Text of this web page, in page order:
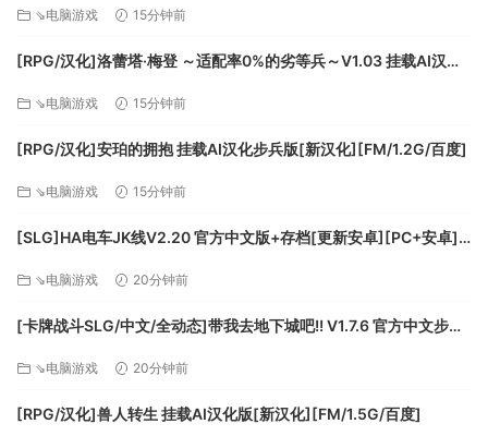
⇘电脑游戏 15分钟前
[RPG/汉化]洛蕾塔·梅登 ～适配率0%的劣等兵～V1.03 挂载AI汉化
⇘电脑游戏 15分钟前
[RPG/汉化]安珀的拥抱 挂载AI汉化步兵版[新汉化][FM/1.2G/百度]
⇘电脑游戏 15分钟前
[SLG]HA电车JK线V2.20 官方中文版+存档[更新安卓][PC+安卓]
⇘电脑游戏 20分钟前
[卡牌战斗SLG/中文/全动态]带我去地下城吧!! V1.7.6 官方中文步兵
⇘电脑游戏 20分钟前
[RPG/汉化]兽人转生 挂载AI汉化版[新汉化][FM/1.5G/百度]